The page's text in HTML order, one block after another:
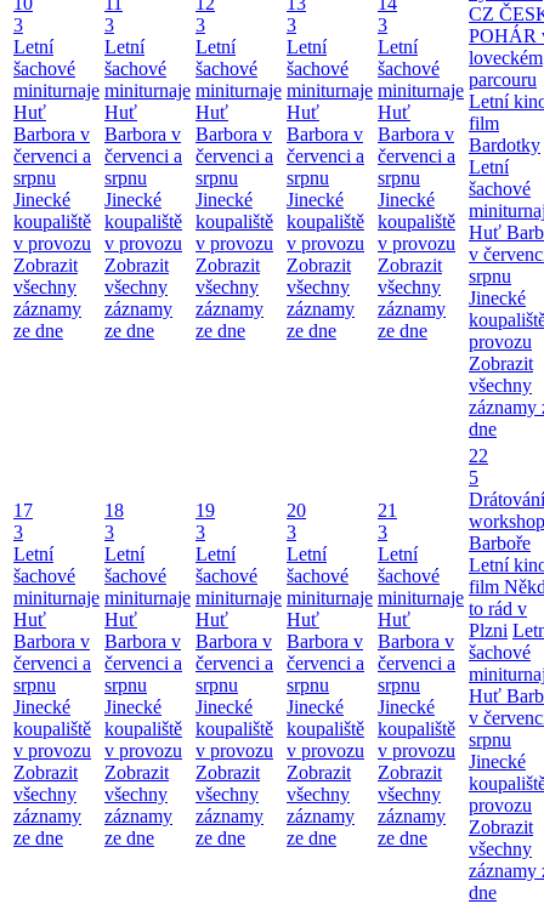
3
Letní
šachové
miniturnaje
Huť
Barbora v
červenci a
srpnu
Jinecké
koupaliště
v provozu
Zobrazit
všechny
záznamy
ze dne
3
Letní
šachové
miniturnaje
Huť
Barbora v
červenci a
srpnu
Jinecké
koupaliště
v provozu
Zobrazit
všechny
záznamy
ze dne
3
Letní
šachové
miniturnaje
Huť
Barbora v
červenci a
srpnu
Jinecké
koupaliště
v provozu
Zobrazit
všechny
záznamy
ze dne
3
Letní
šachové
miniturnaje
Huť
Barbora v
červenci a
srpnu
Jinecké
koupaliště
v provozu
Zobrazit
všechny
záznamy
ze dne
3
Letní
šachové
miniturnaje
Huť
Barbora v
červenci a
srpnu
Jinecké
koupaliště
v provozu
Zobrazit
všechny
záznamy
ze dne
CZ
POHÁR
loveckém
parcouru
Letní
film
Bardotky
Letní
šachové
Huť
v
srpnu
Jinecké
provozu
Zobrazit
všechny
záznamy
dne
17
3
Letní
šachové
miniturnaje
Huť
Barbora v
červenci a
srpnu
Jinecké
koupaliště
v provozu
Zobrazit
všechny
záznamy
ze dne
18
3
Letní
šachové
miniturnaje
Huť
Barbora v
červenci a
srpnu
Jinecké
koupaliště
v provozu
Zobrazit
všechny
záznamy
ze dne
19
3
Letní
šachové
miniturnaje
Huť
Barbora v
červenci a
srpnu
Jinecké
koupaliště
v provozu
Zobrazit
všechny
záznamy
ze dne
20
3
Letní
šachové
miniturnaje
Huť
Barbora v
červenci a
srpnu
Jinecké
koupaliště
v provozu
Zobrazit
všechny
záznamy
ze dne
21
3
Letní
šachové
miniturnaje
Huť
Barbora v
červenci a
srpnu
Jinecké
koupaliště
v provozu
Zobrazit
všechny
záznamy
ze dne
22
5
Barboře
Letní
film
to rád v
Plzni
šachové
Huť
v
srpnu
Jinecké
provozu
Zobrazit
všechny
záznamy
dne